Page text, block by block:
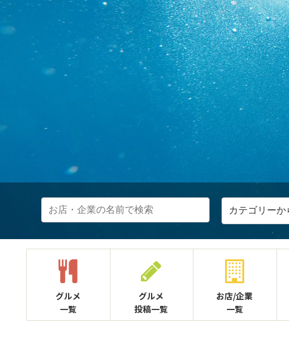
グルメ
一覧
グルメ
投稿一覧
お店/企業
一覧